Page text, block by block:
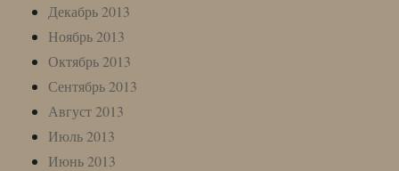
Декабрь 2013
Ноябрь 2013
Октябрь 2013
Сентябрь 2013
Август 2013
Июль 2013
Июнь 2013